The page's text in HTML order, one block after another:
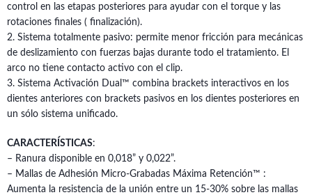
control en las etapas posteriores para ayudar con el torque y las
rotaciones finales ( finalización).
2. Sistema totalmente pasivo: permite menor fricción para mecánicas
de deslizamiento con fuerzas bajas durante todo el tratamiento. El
arco no tiene contacto activo con el clip.
3. Sistema Activación Dual™ combina brackets interactivos en los
dientes anteriores con brackets pasivos en los dientes posteriores en
un sólo sistema unificado.
CARACTERÍSTICAS:
– Ranura disponible en 0,018” y 0,022”.
– Mallas de Adhesión Micro-Grabadas Máxima Retención™ :
Aumenta la resistencia de la unión entre un 15-30% sobre las mallas